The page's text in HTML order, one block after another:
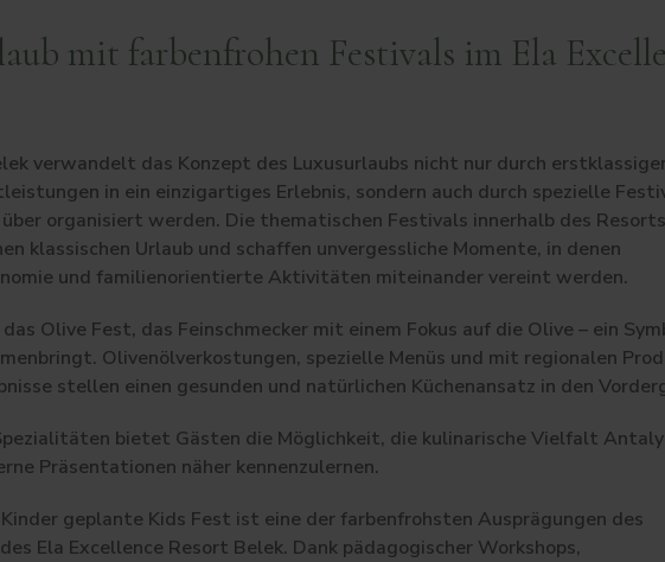
mit farbenfrohen Festivals im Ela
verwandelt das Konzept des Luxusurlaubs nicht nur durch
in ein einzigartiges Erlebnis, sondern auch durch spezielle
über organisiert werden. Die thematischen Festivals innerhalb des
klassischen Urlaub und schaffen unvergessliche Momente, in denen
und familienorientierte Aktivitäten miteinander vereint werden.
Olive Fest, das Feinschmecker mit einem Fokus auf die Olive – ein
Olivenölverkostungen, spezielle Menüs und mit regionalen
stellen einen gesunden und natürlichen Küchenansatz in den
bietet Gästen die Möglichkeit, die kulinarische Vielfalt
Präsentationen näher kennenzulernen.
geplante Kids Fest ist eine der farbenfrohsten Ausprägungen des
Ela Excellence Resort Belek. Dank pädagogischer Workshops,